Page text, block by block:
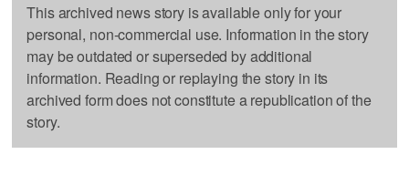
This archived news story is available only for your
personal, non-commercial use. Information in the story
may be outdated or superseded by additional
information. Reading or replaying the story in its
archived form does not constitute a republication of the
story.